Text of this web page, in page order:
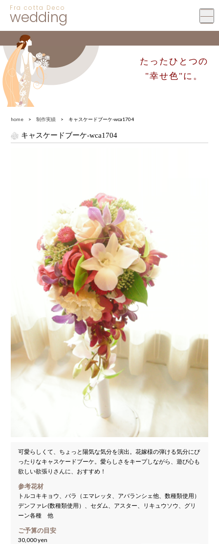
Fra cotta Deco
wedding
たったひとつの
"幸せ色"に。
home >制作実績 > キャスケードブーケ-wca1704
キャスケードブーケ-wca1704
可愛らしくて、ちょっと陽気な気分を演出。花嫁様の弾ける気分にぴ
ったりなキャスケードブーケ。愛らしさをキープしながら、遊び心も
欲しい欲張りさんに、おすすめ！
参考花材
トルコキキョウ、バラ（エマレッタ、アバランシェ他、数種類使用）
デンファレ(数種類使用）、セダム、アスター、リキュウソウ、グリ
ーン各種 他
ご予算の目安
30,000 yen